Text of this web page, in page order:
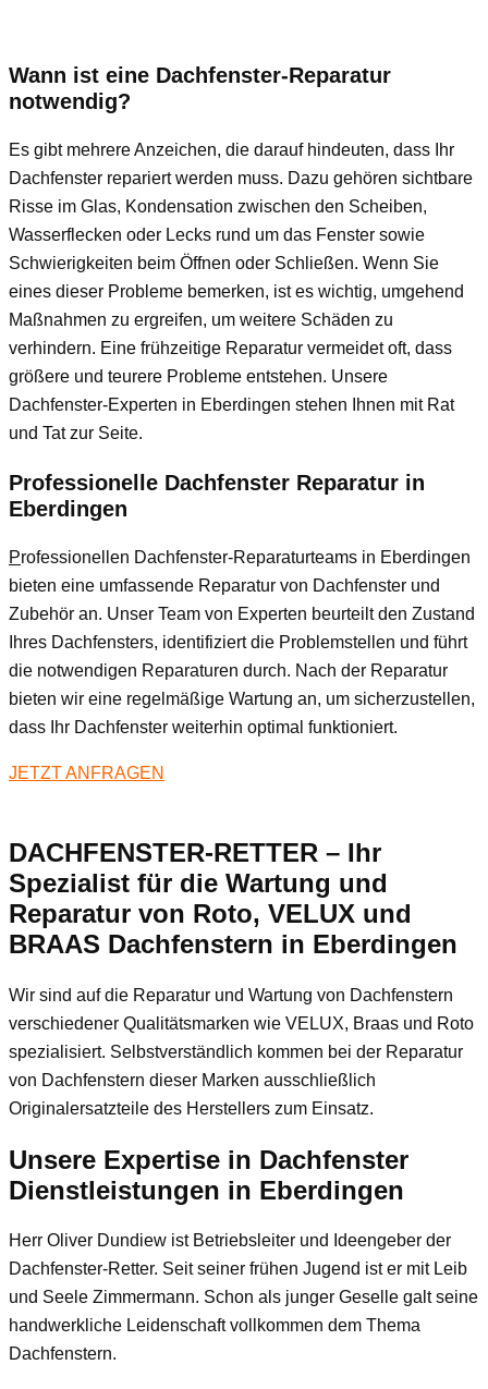
Wann ist eine Dachfenster-Reparatur
notwendig?
Es gibt mehrere Anzeichen, die darauf hindeuten, dass Ihr
Dachfenster repariert werden muss. Dazu gehören sichtbare
Risse im Glas, Kondensation zwischen den Scheiben,
Wasserflecken oder Lecks rund um das Fenster sowie
Schwierigkeiten beim Öffnen oder Schließen. Wenn Sie
eines dieser Probleme bemerken, ist es wichtig, umgehend
Maßnahmen zu ergreifen, um weitere Schäden zu
verhindern. Eine frühzeitige Reparatur vermeidet oft, dass
größere und teurere Probleme entstehen. Unsere
Dachfenster-Experten in Eberdingen stehen Ihnen mit Rat
und Tat zur Seite.
Professionelle Dachfenster Reparatur in
Eberdingen
Professionellen Dachfenster-Reparaturteams in Eberdingen
bieten eine umfassende Reparatur von Dachfenster und
Zubehör an. Unser Team von Experten beurteilt den Zustand
Ihres Dachfensters, identifiziert die Problemstellen und führt
die notwendigen Reparaturen durch. Nach der Reparatur
bieten wir eine regelmäßige Wartung an, um sicherzustellen,
dass Ihr Dachfenster weiterhin optimal funktioniert.
JETZT ANFRAGEN
DACHFENSTER-RETTER – Ihr
Spezialist für die Wartung und
Reparatur von Roto, VELUX und
BRAAS Dachfenstern in Eberdingen
Wir sind auf die Reparatur und Wartung von Dachfenstern
verschiedener Qualitätsmarken wie VELUX, Braas und Roto
spezialisiert. Selbstverständlich kommen bei der Reparatur
von Dachfenstern dieser Marken ausschließlich
Originalersatzteile des Herstellers zum Einsatz.
Unsere Expertise in Dachfenster
Dienstleistungen in Eberdingen
Herr Oliver Dundiew ist Betriebsleiter und Ideengeber der
Dachfenster-Retter. Seit seiner frühen Jugend ist er mit Leib
und Seele Zimmermann. Schon als junger Geselle galt seine
handwerkliche Leidenschaft vollkommen dem Thema
Dachfenstern.